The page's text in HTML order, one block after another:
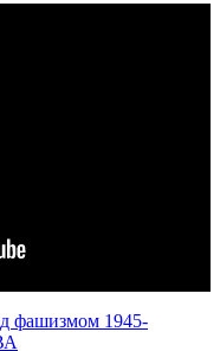
фашизмом 1945-